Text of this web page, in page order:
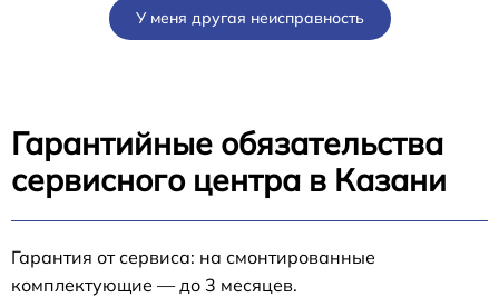
У меня другая неисправность
Гарантийные обязательства
сервисного центра в Казани
Гарантия от сервиса: на смонтированные
комплектующие — до 3 месяцев.